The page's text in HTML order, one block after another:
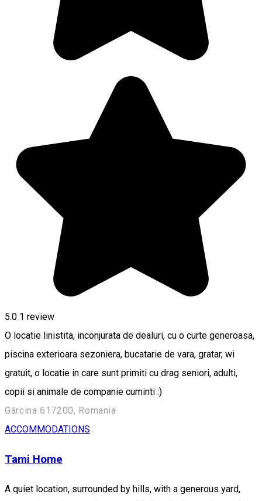
5.0 1 review
O locatie linistita, inconjurata de dealuri, cu o curte generoasa,
piscina exterioara sezoniera, bucatarie de vara, gratar, wi
gratuit, o locatie in care sunt primiti cu drag seniori, adulti,
copii si animale de companie cuminti :)
Gârcina 617200, Romania
ACCOMMODATIONS
Tami Home
A quiet location, surrounded by hills, with a generous yard,